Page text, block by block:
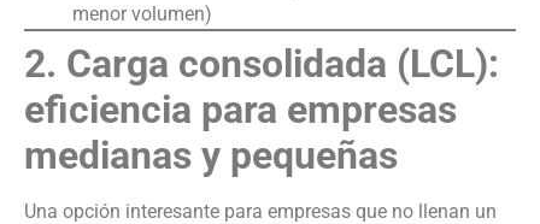
menor volumen)
2. Carga consolidada (LCL):
eficiencia para empresas
medianas y pequeñas
Una opción interesante para empresas que no llenan un